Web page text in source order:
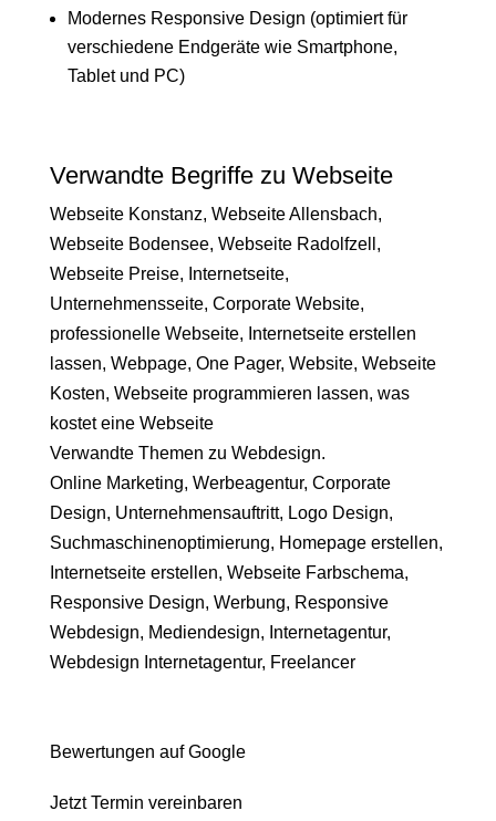
Modernes Responsive Design (optimiert für
verschiedene Endgeräte wie Smartphone,
Tablet und PC)
Verwandte Begriffe zu Webseite
Webseite Konstanz, Webseite Allensbach,
Webseite Bodensee, Webseite Radolfzell,
Webseite Preise, Internetseite,
Unternehmensseite, Corporate Website,
professionelle Webseite, Internetseite erstellen
lassen, Webpage, One Pager, Website, Webseite
Kosten, Webseite programmieren lassen, was
kostet eine Webseite
Verwandte Themen zu Webdesign.
Online Marketing, Werbeagentur, Corporate
Design, Unternehmensauftritt, Logo Design,
Suchmaschinenoptimierung, Homepage erstellen,
Internetseite erstellen, Webseite Farbschema,
Responsive Design, Werbung, Responsive
Webdesign, Mediendesign, Internetagentur,
Webdesign Internetagentur, Freelancer
Bewertungen auf Google
Jetzt Termin vereinbaren